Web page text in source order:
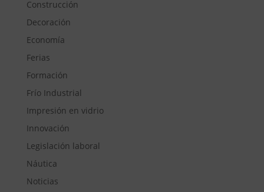
Construcción
Decoración
Economía
Ferias
Formación
Frío Industrial
Impresión en vidrio
Innovación
Legislación laboral
Náutica
Noticias